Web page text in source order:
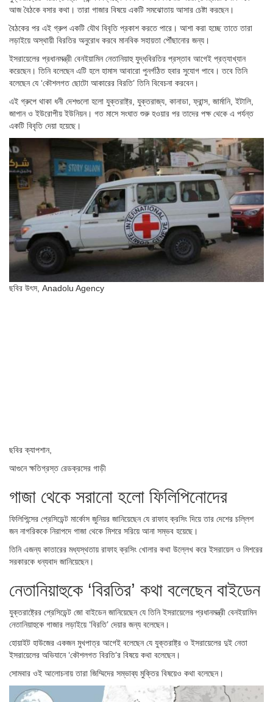
আজ বৈঠকে বসার কথা। তারা গাজার বিষয়ে একটি সমঝোতায় আসার চেষ্টা করছেন।
বৈঠকের পর এই গ্রুপ একটি যৌথ বিবৃতি প্রকাশ করতে পারে। আশা করা হচ্ছে তাতে তারা
লড়াইয়ে অস্থায়ী বিরতির অনুরোধ করবে মানবিক সহায়তা পৌঁছানোর জন্য।
ইসরায়েলের প্রধানমন্ত্রী বেনইয়ামিন নেতানিয়াহু যুদ্ধবিরতির প্রস্তাব আগেই প্রত্যাখ্যান
করেছেন। তিনি বলেছেন এটি হলে হামাস আবারো পুনর্গঠিত হবার সুযোগ পাবে। তবে তিনি
বলেছেন যে ‘কৌশলগত ছোটো আকারের বিরতি’ তিনি বিবেচনা করবেন।
এই গ্রুপে থাকা ধনী দেশগুলো হলো যুক্তরাষ্ট্র, যুক্তরাজ্য, কানাডা, ফ্রান্স, জার্মানি, ইটালি,
জাপান ও ইউরোপীয় ইউনিয়ন। গত মাসে সংঘাত শুরু হওয়ার পর তাদের পক্ষ থেকে এ পর্যন্ত
একটি বিবৃতি দেয়া হয়েছে।
ছবির উৎস, Anadolu Agency
ছবির ক্যাপশান,
আগুনে ক্ষতিগ্রস্ত রেডক্রসের গাড়ী
গাজা থেকে সরানো হলো ফিলিপিনোদের
ফিলিপিন্সের প্রেসিডেন্ট মার্কোস জুনিয়র জানিয়েছেন যে রাফাহ ক্রসিং দিয়ে তার দেশের চল্লিশ
জন নাগরিককে নিরাপদে গাজা থেকে মিশরে সরিয়ে আনা সম্ভব হয়েছে।
তিনি এজন্য কাতারের মধ্যস্থতায় রাফাহ ক্রসিং খোলার কথা উল্লেখ করে ইসরায়েল ও মিশরের
সরকারকে ধন্যবাদ জানিয়েছেন।
নেতানিয়াহুকে ‘বিরতির’ কথা বলেছেন বাইডেন
যুক্তরাষ্ট্রের প্রেসিডেন্ট জো বাইডেন জানিয়েছেন যে তিনি ইসরায়েলের প্রধানমন্ত্রী বেনইয়ামিন
নেতানিয়াহুকে গাজার লড়াইয়ে ‘বিরতি’ দেয়ার জন্য বলেছেন।
হোয়াইট হাউজের একজন মুখপাত্র আগেই বলেছেন যে যুক্তরাষ্ট্র ও ইসরায়েলের দুই নেতা
ইসরায়েলের অভিযানে ‘কৌশলগত বিরতি’র বিষয়ে কথা বলেছেন।
সোমবার ওই আলোচনায় তারা জিম্মিদের সম্ভাব্য মুক্তির বিষয়েও কথা বলেছেন।